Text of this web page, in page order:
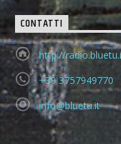
CONTATTI
http://
+39 3757949770
info@bluetu.it